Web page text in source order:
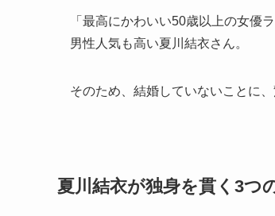
「最高にかわいい50歳以上の女優
男性人気も高い夏川結衣さん。
そのため、結婚していないことに
夏川結衣が独身を貫く3つ